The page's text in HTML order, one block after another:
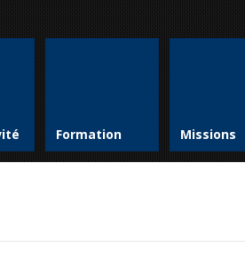
Formation Missions